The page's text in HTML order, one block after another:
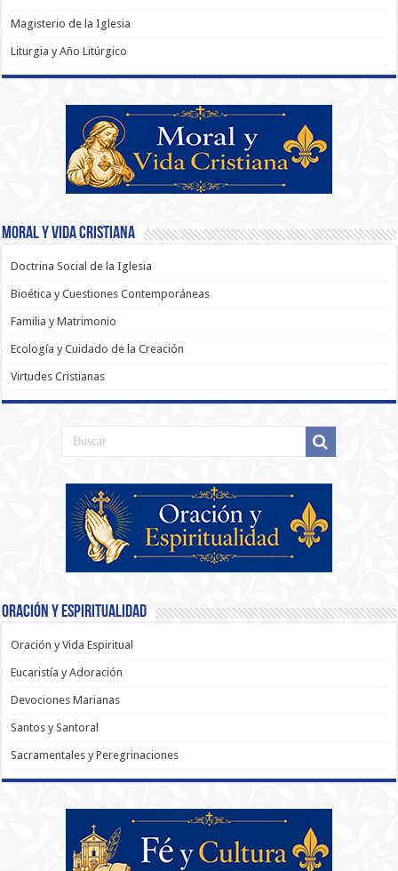
Magisterio de la Iglesia
Liturgia y Año Litúrgico
Moral y Vida Cristiana
Doctrina Social de la Iglesia
Bioética y Cuestiones Contemporáneas
Familia y Matrimonio
Ecología y Cuidado de la Creación
Virtudes Cristianas
Oración y Espiritualidad
Oración y Vida Espiritual
Eucaristía y Adoración
Devociones Marianas
Santos y Santoral
Sacramentales y Peregrinaciones